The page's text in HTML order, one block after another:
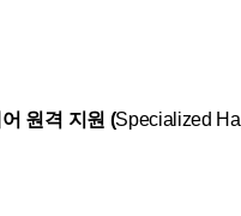
원격 지원 (Specialized